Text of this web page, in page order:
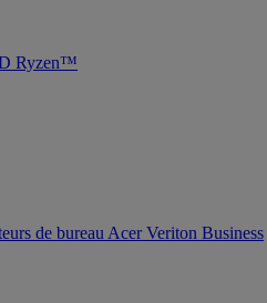
Ryzen™
de bureau Acer Veriton Business